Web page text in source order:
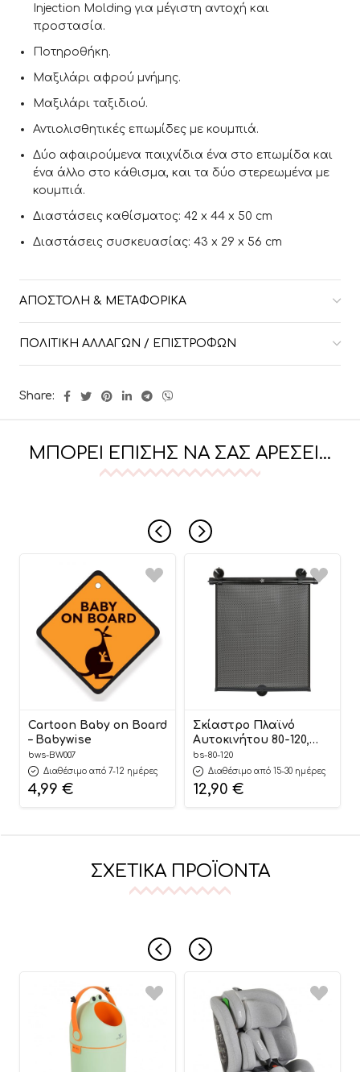
Injection Molding για μέγιστη αντοχή και
προστασία.
Ποτηροθήκη.
Μαξιλάρι αφρού μνήμης.
Μαξιλάρι ταξιδιού.
Αντιολισθητικές επωμίδες με κουμπιά.
Δύο αφαιρούμενα παιχνίδια ένα στο επωμίδα και
ένα άλλο στο κάθισμα, και τα δύο στερεωμένα με
κουμπιά.
Διαστάσεις καθίσματος: 42 x 44 x 50 cm
Διαστάσεις συσκευασίας: 43 x 29 x 56 cm
ΑΠΟΣΤΟΛΉ & ΜΕΤΑΦΟΡΙΚΆ
ΠΟΛΙΤΙΚΉ ΑΛΛΑΓΏΝ / ΕΠΙΣΤΡΟΦΏΝ
Share:
ΜΠΟΡΕΊ ΕΠΊΣΗΣ ΝΑ ΣΑΣ ΑΡΈΣΕΙ…
Cartoon Baby on Board
– Babywise
bws-BW007
Διαθέσιμο από 7-12 ημέρες
4,99 €
Σκίαστρο Πλαϊνό
Αυτοκινήτου 80-120,
Bebe Stars
bs-80-120
Διαθέσιμο από 15-30 ημέρες
12,90 €
ΣΧΕΤΙΚΆ ΠΡΟΪΌΝΤΑ